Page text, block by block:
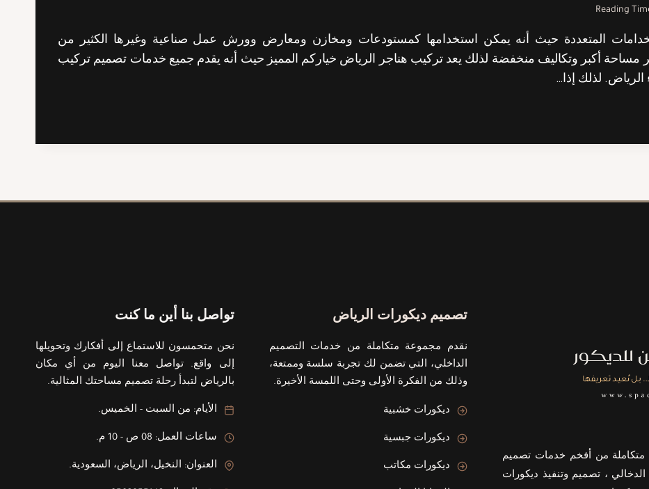
Reading
المتعددة حيث أنه يمكن استخدامها كمستودعات ومخازن ومعارض وورش عمل صناعية وغيرها الكثير من
أكبر وتكاليف منخفضة لذلك يعد تركيب هناجر الرياض خياركم المميز حيث أنه يقدم جميع خدمات تصميم تركيب
الرياض. لذلك إذا…
متكاملة من أفخم خدمات تصميم
، تصميم وتنفيذ ديكورات
تصميم ديكورات الرياض
نقدم مجموعة متكاملة من خدمات التصميم
الداخلي، التي تضمن لك تجربة سلسة وممتعة،
وذلك من الفكرة الأولى وحتى اللمسة الأخيرة.
ديكورات خشبية
ديكورات جبسية
ديكورات مكاتب
تواصل بنا أين ما كنت
نحن متحمسون للاستماع إلى أفكارك وتحويلها
إلى واقع. تواصل معنا اليوم من أي مكان
بالرياض لتبدأ رحلة تصميم مساحتك المثالية.
الأيام: من السبت - الخميس.
ساعات العمل: 08 ص - 10 م.
العنوان: النخيل، الرياض، السعودية.